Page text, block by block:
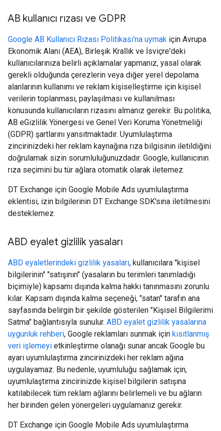
AB kullanıcı rızası ve GDPR
Google AB Kullanıcı Rızası Politikası'na uymak için Avrupa
Ekonomik Alanı (AEA), Birleşik Krallık ve İsviçre'deki
kullanıcılarınıza belirli açıklamalar yapmanız, yasal olarak
gerekli olduğunda çerezlerin veya diğer yerel depolama
alanlarının kullanımı ve reklam kişiselleştirme için kişisel
verilerin toplanması, paylaşılması ve kullanılması
konusunda kullanıcıların rızasını almanız gerekir. Bu politika,
AB eGizlilik Yönergesi ve Genel Veri Koruma Yönetmeliği
(GDPR) şartlarını yansıtmaktadır. Uyumlulaştırma
zincirinizdeki her reklam kaynağına rıza bilgisinin iletildiğini
doğrulamak sizin sorumluluğunuzdadır. Google, kullanıcının
rıza seçimini bu tür ağlara otomatik olarak iletemez.
DT Exchange için Google Mobile Ads uyumlulaştırma
eklentisi, izin bilgilerinin DT Exchange SDK'sına iletilmesini
desteklemez.
ABD eyalet gizlilik yasaları
ABD eyaletlerindeki gizlilik yasaları, kullanıcılara "kişisel
bilgilerinin" "satışının" (yasaların bu terimleri tanımladığı
biçimiyle) kapsamı dışında kalma hakkı tanınmasını zorunlu
kılar. Kapsam dışında kalma seçeneği, "satan" tarafın ana
sayfasında belirgin bir şekilde gösterilen "Kişisel Bilgilerimi
Satma" bağlantısıyla sunulur. ABD eyalet gizlilik yasalarına
uygunluk rehberi, Google reklamları sunmak için kısıtlanmış
veri işlemeyi etkinleştirme olanağı sunar ancak Google bu
ayarı uyumlulaştırma zincirinizdeki her reklam ağına
uygulayamaz. Bu nedenle, uyumluluğu sağlamak için,
uyumlulaştırma zincirinizde kişisel bilgilerin satışına
katılabilecek tüm reklam ağlarını belirlemeli ve bu ağların
her birinden gelen yönergeleri uygulamanız gerekir.
DT Exchange için Google Mobile Ads uyumlulaştırma